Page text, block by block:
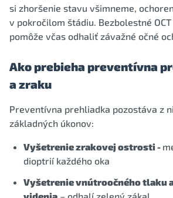
si zhoršenie stavu všimneme,
v pokročilom štádiu. Bezbolestné
pomôže včas odhaliť závažné očné
Ako prebieha preventívna
a zraku
Preventívna prehliadka pozostáva z
základných úkonov:
Vyšetrenie zrakovej ostrosti -
dioptrií každého oka
Vyšetrenie vnútroočného tlaku